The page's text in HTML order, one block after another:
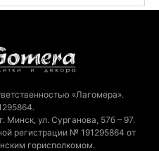
«Лагомера».
Минск, ул. Сурганова, 57б – 97.
регистрации № 191295864 от
горисполкомом.